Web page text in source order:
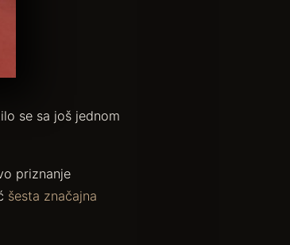
se sa još jednom
priznanje
šesta značajna